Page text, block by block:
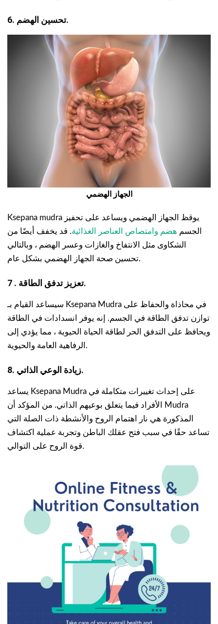
6. تحسين الهضم.
الجهاز الهضمي
Ksepana mudra يوقظ الجهاز الهضمي ويساعد على تحفيز
الجسم هضم وامتصاص العناصر الغذائية. قد يخفف أيضًا من
الشكاوى مثل الانتفاخ والغازات وعسر الهضم ، وبالتالي
تحسين صحة الجهاز الهضمي بشكل عام.
7 . تعزيز تدفق الطاقة.
سيساعد القيام بـ Ksepana Mudra في محاذاة والحفاظ على
توازن تدفق الطاقة في الجسم. إنه يوفر انسدادات في الطاقة
ويحافظ على التدفق الحر لطاقة الحياة الحيوية ، مما يؤدي إلى
الرفاهية العامة والحيوية.
8. زيادة الوعي الذاتي.
يساعد Ksepana Mudra على إحداث تغييرات متكاملة في
الأفراد فيما يتعلق بوعيهم الذاتي. من المؤكد أن Mudra
المذكورة هي نار اهتمام الروح والأنشطة ذات الصلة التي
تساعد حقًا في سبب فتح عقلك الباطن وتجربة عملية اكتشاف
قوة الروح على التوالي.